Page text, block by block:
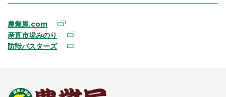
農業屋.com
産直市場みのり
防獣バスターズ